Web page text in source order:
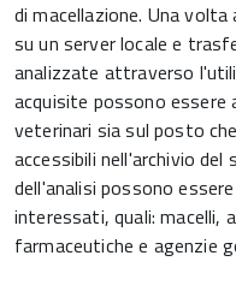
di macellazione. Una
su un server locale e
analizzate attraverso
acquisite possono essere
veterinari sia sul posto
accessibili nell'archivio
dell'analisi possono
interessati, quali: macelli,
farmaceutiche e agenzie